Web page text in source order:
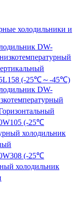
холодильники и
DW-
(-25℃～-45℃)
DW-
(-25℃
холодильник
(-25℃
холодильник